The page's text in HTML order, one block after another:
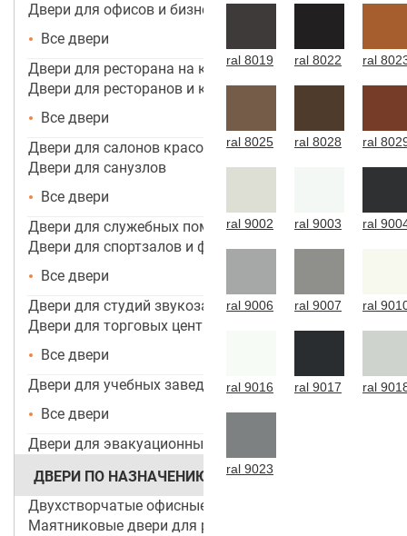
Двери для офисов и бизнес центров
Все двери
Двери для ресторана на кухню
Двери для ресторанов и кафе
Все двери
Двери для салонов красоты
Двери для санузлов
Все двери
Двери для служебных помещений
Двери для спортзалов и фитнес-центров
Все двери
Двери для студий звукозаписи
Двери для торговых центров, помещений
Все двери
Двери для учебных заведений и ДОУ
Все двери
Двери для эвакуационных выходов
ДВЕРИ ПО НАЗНАЧЕНИЮ
Двухстворчатые офисные двери
Маятниковые двери для ресторанов и кафе
ral 8019 ral 8022 ral
ral 8025 ral 8028 ral
ral 9002 ral 9003 ral
ral 9006 ral 9007 ral
ral 9016 ral 9017 ral
ral 9023